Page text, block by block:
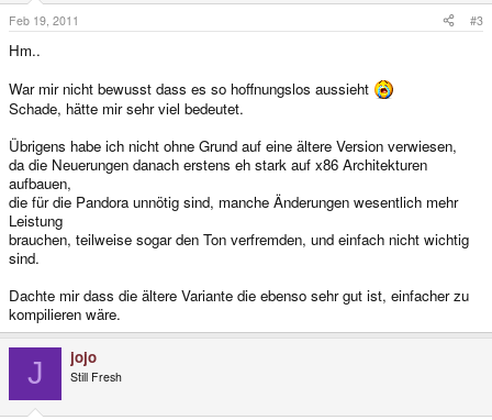
Feb 19, 2011 #3
Hm..
War mir nicht bewusst dass es so hoffnungslos aussieht
Schade, hätte mir sehr viel bedeutet.
Übrigens habe ich nicht ohne Grund auf eine ältere Version verwiesen,
da die Neuerungen danach erstens eh stark auf x86 Architekturen
aufbauen,
die für die Pandora unnötig sind, manche Änderungen wesentlich mehr
Leistung
brauchen, teilweise sogar den Ton verfremden, und einfach nicht wichtig
sind.
Dachte mir dass die ältere Variante die ebenso sehr gut ist, einfacher zu
kompilieren wäre.
J jojo
Still Fresh